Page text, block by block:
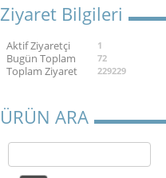
Ziyaret Bilgileri
Aktif Ziyaretçi 1
Bugün Toplam 72
Toplam Ziyaret 229229
ÜRÜN ARA